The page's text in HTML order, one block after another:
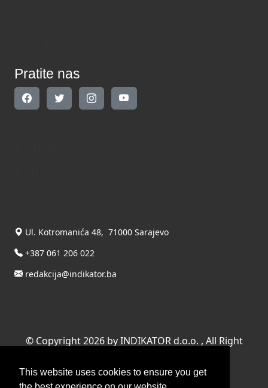
This website uses cookies to ensure you get
Pratite nas
Ul. Kotromanića 48, 71000 Sarajevo
+387 061 206 022
redakcija@indikator.ba
© Copyright 2026 by INDIKATOR d.o.o. , All Right
Terms Of Use|Privacy Statement